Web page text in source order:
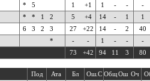
* 5 1 +1 1 - - -
* * 1 2 5 +4 14 - 1 1
6 3 2 3 27 +22 14 - 2 40
* - - 1 - - -
73 +42 94 11 3 80
Под Ата Бл Ош.С ОбщОш Оч